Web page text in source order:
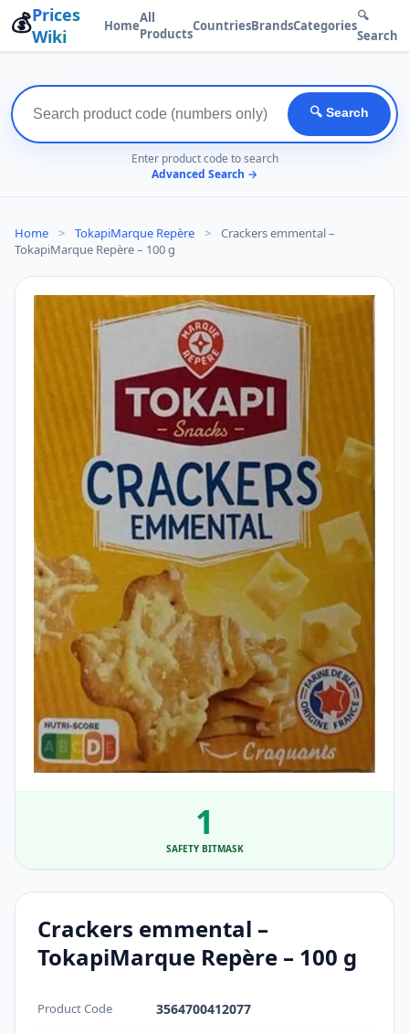
💰Prices
Wiki
HomeAll
ProductsCountriesBrandsCategories
🔍
Search
🔍 Search
Enter product code to search
Advanced Search →
Home > TokapiMarque Repère >
Crackers emmental –
TokapiMarque Repère – 100 g
1
SAFETY BITMASK
Crackers emmental –
TokapiMarque Repère – 100 g
Product Code 3564700412077